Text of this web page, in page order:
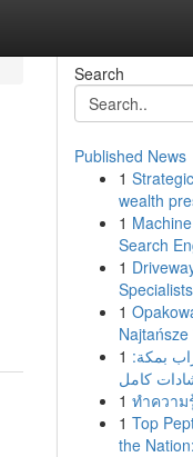
Search
Published News
1
wealth
1
Search
1
Specialists
1
1 بمكة:
كامل
1 ทำความ
1 Top
the